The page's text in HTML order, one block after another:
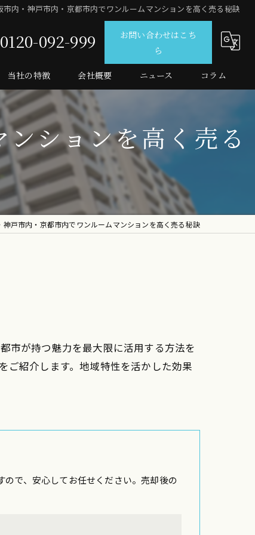
市内・神戸市内・京都市内でワンルームマンションを高く売る秘訣
0120-092-999
お問い合わせはこち
ら
当社の特徴
仲介
査定
売買
マンション
投資
会社概要 ニュース コラム
ションを高く売る
神戸市内・京都市内でワンルームマンションを高く売る秘訣
市が持つ魅力を最大限に活用する方法を
ご紹介します。地域特性を活かした効果
で、安心してお任せください。売却後の